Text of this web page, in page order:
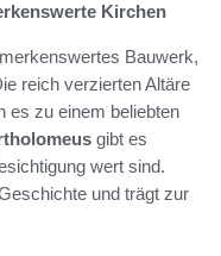
Kirchen
Bauwerk,
reich verzierten Altäre
es zu einem beliebten
gibt es
wert sind.
und trägt zur